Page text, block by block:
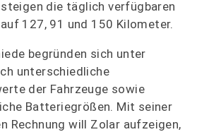
die täglich verfügbaren
127, 91 und 150 Kilometer.
begründen sich unter
unterschiedliche
der Fahrzeuge sowie
Batteriegrößen. Mit seiner
Rechnung will Zolar aufzeigen,